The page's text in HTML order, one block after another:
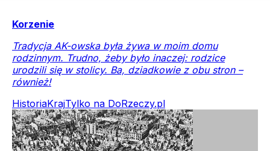
Korzenie
Tradycja AK-owska była żywa w moim domu
rodzinnym. Trudno, żeby było inaczej: rodzice
urodzili się w stolicy. Ba, dziadkowie z obu stron –
również!
HistoriaKrajTylko na DoRzeczy.pl